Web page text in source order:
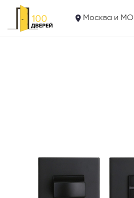
Москва и МО
Фиксатор Portuno WC.022.03